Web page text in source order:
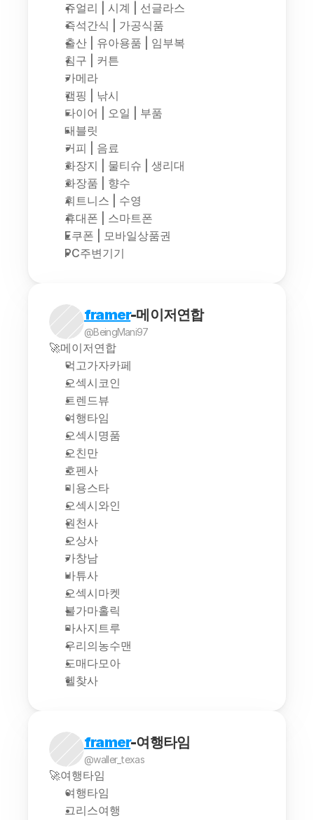
쥬얼리 | 시계 | 선글라스
즉석간식 | 가공식품
출산 | 유아용품 | 임부복
침구 | 커튼
카메라
캠핑 | 낚시
타이어 | 오일 | 부품
태블릿
커피 | 음료
화장지 | 물티슈 | 생리대
화장품 | 향수
휘트니스 | 수영
휴대폰 | 스마트폰
E쿠폰 | 모바일상품권
PC주변기기
framer-메이저연합
@BeingMani97
🚀메이저연합
먹고가자카페
오섹시코인
트렌드뷰
여행타임
오섹시명품
오친만
호펜사
미용스타
오섹시와인
원천사
오상사
카창남
바튜사
오섹시마켓
불가마홀릭
마사지트루
우리의농수맨
도매다모아
헬찾사
framer-여행타임
@waller_texas
🚀여행타임
여행타임
그리스여행